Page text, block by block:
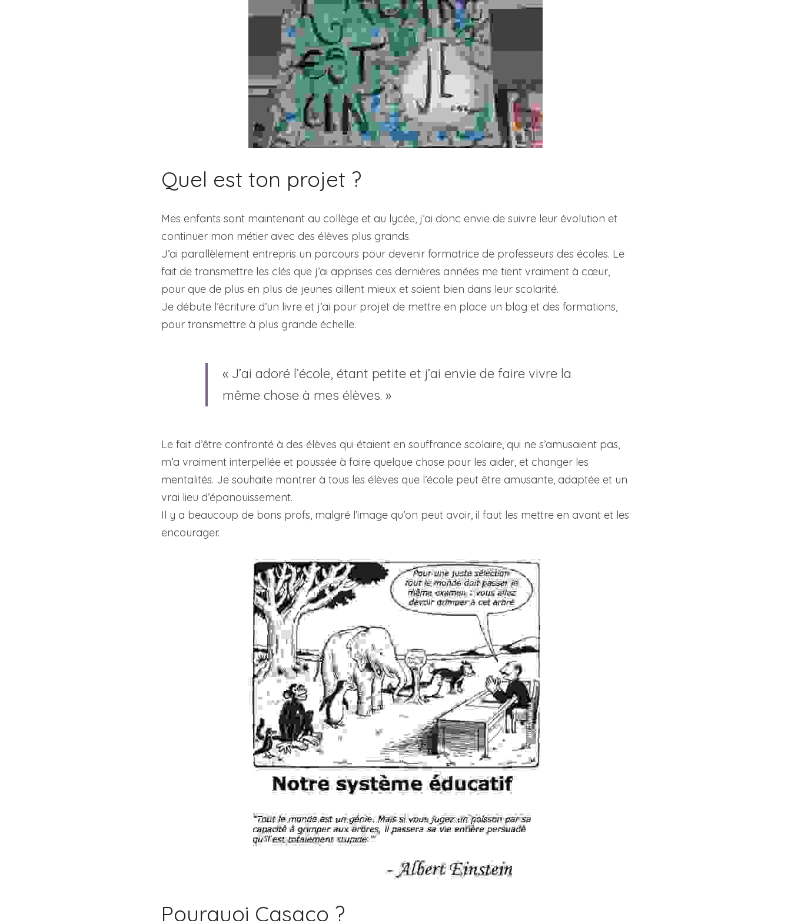
Quel est ton projet ?
Mes enfants sont maintenant au collège et au lycée, j’ai donc envie de suivre leur évolution et
continuer mon métier avec des élèves plus grands.
J’ai parallèlement entrepris un parcours pour devenir formatrice de professeurs des écoles. Le
fait de transmettre les clés que j’ai apprises ces dernières années me tient vraiment à cœur,
pour que de plus en plus de jeunes aillent mieux et soient bien dans leur scolarité.
Je débute l’écriture d’un livre et j’ai pour projet de mettre en place un blog et des formations,
pour transmettre à plus grande échelle.
« J’ai adoré l’école, étant petite et j’ai envie de faire vivre la
même chose à mes élèves. »
Le fait d’être confronté à des élèves qui étaient en souffrance scolaire, qui ne s’amusaient pas,
m’a vraiment interpellée et poussée à faire quelque chose pour les aider, et changer les
mentalités. Je souhaite montrer à tous les élèves que l’école peut être amusante, adaptée et un
vrai lieu d’épanouissement.
Il y a beaucoup de bons profs, malgré l’image qu’on peut avoir, il faut les mettre en avant et les
encourager.
Pourquoi Casaco ?